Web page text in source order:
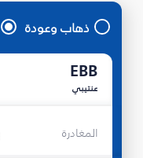
ذهاب وعودة
EBB
عنتيبي
المغادرة